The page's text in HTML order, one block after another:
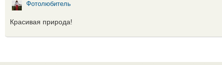
Фотолюбитель
Красивая природа!